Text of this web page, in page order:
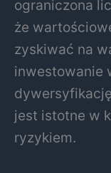
ograniczona
że
zyskiwać na
inwestowanie
jest istotne w
ryzykiem.